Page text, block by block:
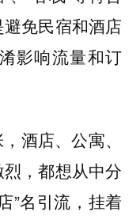
免民宿和酒店
影响流量和订
酒店、公寓、
，都想从中分
”名引流，挂着